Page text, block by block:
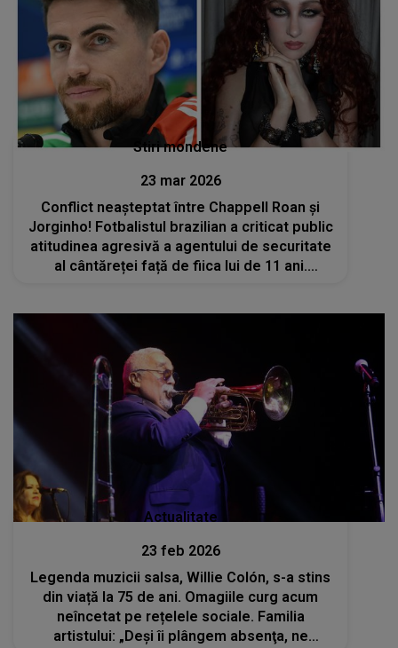
Stiri mondene
23 mar 2026
Conflict neașteptat între Chappell Roan și
Jorginho! Fotbalistul brazilian a criticat public
atitudinea agresivă a agentului de securitate
al cântăreței față de fiica lui de 11 ani.
Actualitate
23 feb 2026
Legenda muzicii salsa, Willie Colón, s-a stins
din viață la 75 de ani. Omagiile curg acum
neîncetat pe rețelele sociale. Familia
artistului: „Deşi îi plângem absenţa, ne